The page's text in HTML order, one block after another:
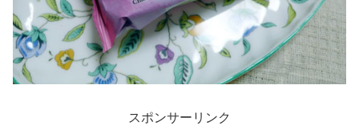
スポンサーリンク